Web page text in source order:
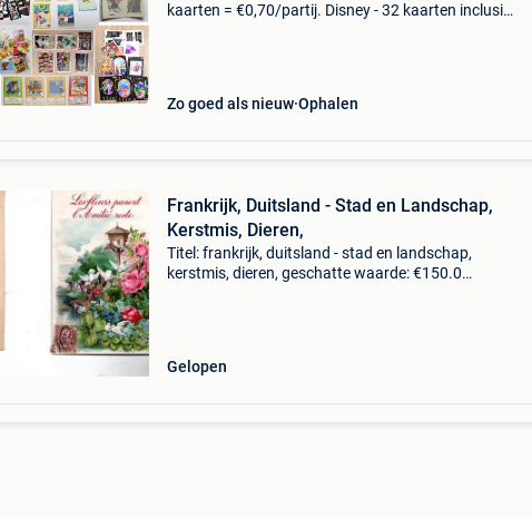
kaarten = €0,70/partij. Disney - 32 kaarten inclusief
Zo goed als nieuw Ophalen
Frankrijk, Duitsland - Stad en Landschap,
Kerstmis, Dieren,
Titel: frankrijk, duitsland - stad en landschap,
kerstmis, dieren, geschatte waarde: €150.0
Gelopen